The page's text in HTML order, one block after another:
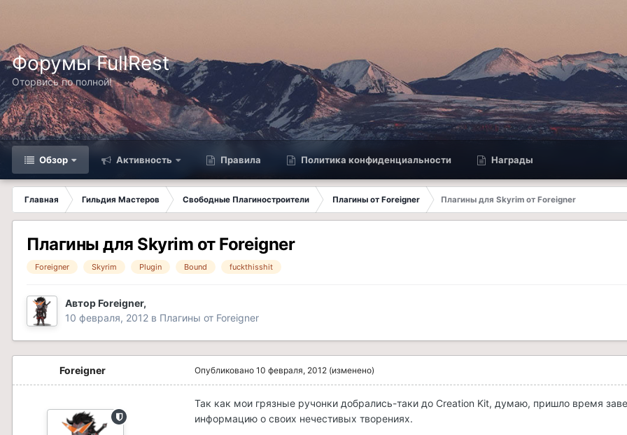
Форумы FullRest
Оторвись по полной!
Обзор Активность Правила Политика конфиденциальности Награды
Главная Гильдия Мастеров Свободные Плагиностроители Плагины от Foreigner
Плагины для Skyrim от Foreigner
Плагины для Skyrim от Foreigner
Foreigner Skyrim Plugin Bound fuckthisshit
АвторForeigner,
10 февраля, 2012 в Плагины от Foreigner
Foreigner Опубликовано 10 февраля, 2012 (изменено)
Так как мои грязные ручонки добрались-таки до Creation Kit, думаю, пришло время
информацию о своих нечестивых творениях.